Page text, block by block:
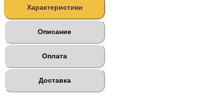
Характеристики
Описание
Оплата
Доставка